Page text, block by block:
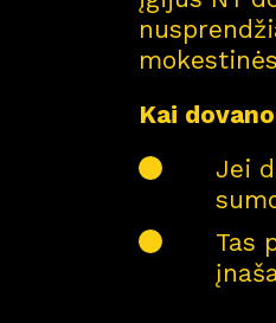
Kai
Jei
Tas